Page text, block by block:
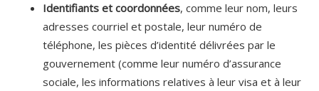
Identifiants et coordonnées, comme leur nom, leurs
adresses courriel et postale, leur numéro de
téléphone, les pièces d’identité délivrées par le
gouvernement (comme leur numéro d’assurance
sociale, les informations relatives à leur visa et à leur